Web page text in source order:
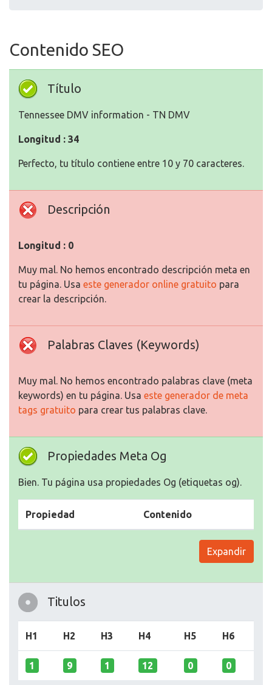
Contenido SEO
Título
Tennessee DMV information - TN DMV
Longitud : 34
Perfecto, tu título contiene entre 10 y 70 caracteres.
Descripción
Longitud : 0
Muy mal. No hemos encontrado descripción meta en
tu página. Usa este generador online gratuito para
crear la descripción.
Palabras Claves (Keywords)
Muy mal. No hemos encontrado palabras clave (meta
keywords) en tu página. Usa este generador de meta
tags gratuito para crear tus palabras clave.
Propiedades Meta Og
Bien. Tu página usa propiedades Og (etiquetas og).
Propiedad Contenido
Expandir
Titulos
H1 H2 H3 H4 H5 H6
1 9 1 12 0 0